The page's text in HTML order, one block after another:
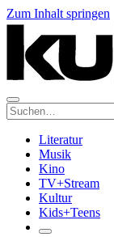
Zum Inhalt springen
Suche:
Literatur
Musik
Kino
TV+Stream
Kultur
Kids+Teens